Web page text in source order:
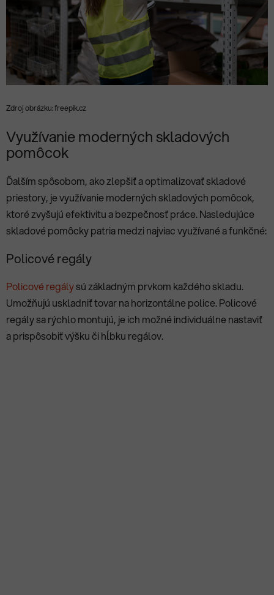
Zdroj obrázku: freepik.cz
Využívanie moderných skladových
pomôcok
Ďalším spôsobom, ako zlepšiť a optimalizovať skladové
priestory, je využívanie moderných skladových pomôcok,
ktoré zvyšujú efektivitu a bezpečnosť práce. Nasledujúce
skladové pomôcky patria medzi najviac využívané a funkčné:
Policové regály
Policové regálysú základným prvkom každého skladu.
Umožňujú uskladniť tovar na horizontálne police. Policové
regály sa rýchlo montujú, je ich možné individuálne nastaviť
a prispôsobiť výšku či hĺbku regálov.